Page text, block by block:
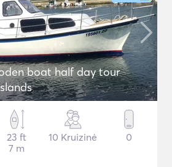
boat half day tour
23 ft
7 m
10 Kruizinė 0